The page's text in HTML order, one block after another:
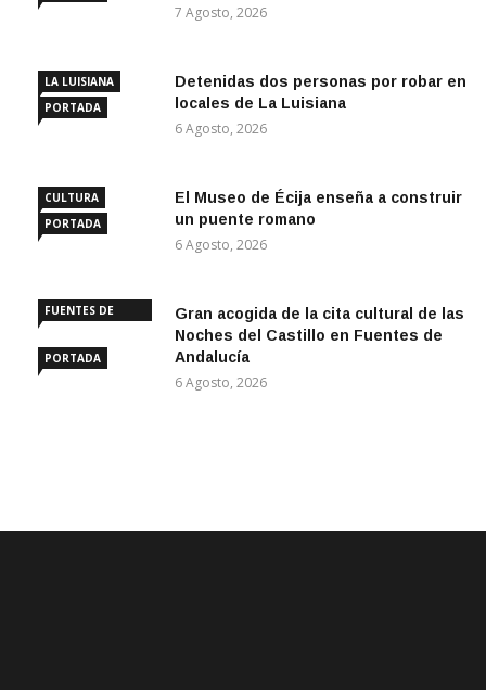
7 Agosto, 2026
LA LUISIANA
PORTADA
Detenidas dos personas por robar en
locales de La Luisiana
6 Agosto, 2026
CULTURA
PORTADA
El Museo de Écija enseña a construir
un puente romano
6 Agosto, 2026
FUENTES DE
PORTADA
Gran acogida de la cita cultural de las
Noches del Castillo en Fuentes de
Andalucía
6 Agosto, 2026